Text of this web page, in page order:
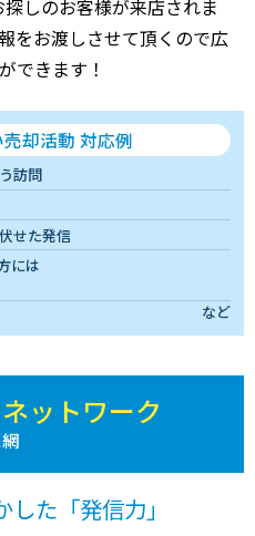
しのお客様が来店されま
をお渡しさせて頂くので広
できます！
却活動 対応例
訪問
せた発信
には
など
ットワーク
た「発信力」